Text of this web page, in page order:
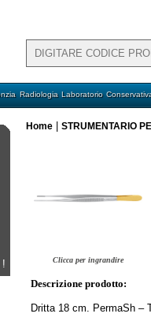
Radiologia Laboratorio
!
Home STRUMENTARIO
Clicca per ingrandire
Descrizione prodotto:
Dritta 18 cm. PermaSh –